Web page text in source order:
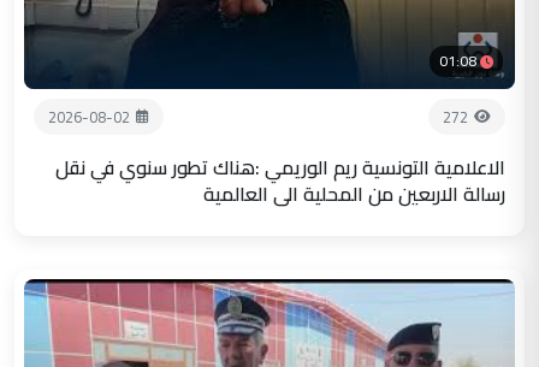
01:08
272
2026-08-02
الاعلامية التونسية ريم الوريمي :هناك تطور سنوي في نقل
رسالة الاربعين من المحلية الى العالمية